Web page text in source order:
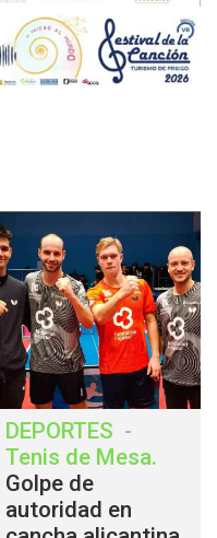
DEPORTES -
Tenis de Mesa.
Golpe de
autoridad en